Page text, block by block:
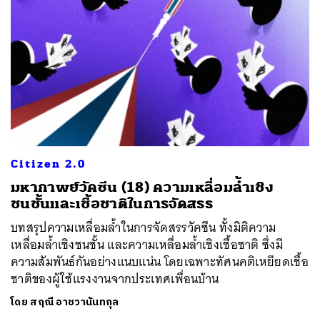
Citizen 2.0
มหากาพย์วัคซีน (18) ความเหลื่อมล้ำเชิง
ชนชั้นและเชื้อชาติในการจัดสรร
บทสรุปความเหลื่อมล้ำในการจัดสรรวัคซีน ทั้งมิติความ
เหลื่อมล้ำเชิงชนชั้น และความเหลื่อมล้ำเชิงเชื้อชาติ ซึ่งมี
ความสัมพันธ์กันอย่างแนบแน่น โดยเฉพาะทัศนคติเหยียดเชื้อ
ชาติของผู้ใช้แรงงานจากประเทศเพื่อนบ้าน
โดย สฤณี อาชวานันทกุล